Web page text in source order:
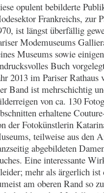
opulent bebilderte
Frankreichs, zur
ist längst überfällig
Modemuseums
Museums sowie
Buch
2013 im Pariser Rathaus
Band ist mehrschichtig
von ca. 130
erhaltene
der Fotokünstlerin
teilweise aus den
abgebildeten
Eine interessante
mehr als ärgerlich ist
am oberen Rand so